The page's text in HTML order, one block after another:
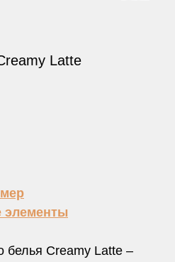
Latte
элементы
белья Creamy Latte –